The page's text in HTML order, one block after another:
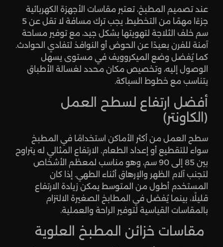
عند تصميم المطبخ، تعتبر مقاسات الأجهزة الكهربائية
جزءًا مهمًا من التخطيط. يجب ترك مسافة لا تقل عن 5
سم خلف الثلاجة لتهويتها بشكل جيد، مع توفير مساحة
آمنة للفرن بعيدًا عن الحوض أو النوافذ لتفادي الحوادث.
كما يُفضل وضع الميكروويف في مستوى يسهل
الوصول إليه، وتخصيص مكان محدد لغسالة الأطباق
يتناسب مع خطوط السباكة.
أفضل ارتفاع لسطح العمل
(الكاونتر)
سطح العمل من أكثر الأماكن استخدامًا في المطبخ
سواء للتقطيع أو إعداد الطعام. الارتفاع المثالي له يتراوح
بين 85 إلى 90 سم، وهو مناسب لمعظم الأشخاص
لتجنب آلام الظهر والإرهاق أثناء الطهي. إذا كان
المستخدم أطول من المتوسط يمكن زيادة الارتفاع
قليلًا، بينما يُفضل في المطابخ الصغيرة الالتزام
بالمقاسات القياسية لتوفير الراحة والعملية.
مقاسات خزائن المطبخ العلوية